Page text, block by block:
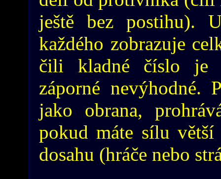
ještě bez postihu).
každého zobrazuje
čili kladné číslo je
záporné nevýhodné.
jako obrana,
pokud máte sílu
dosahu (hráče nebo